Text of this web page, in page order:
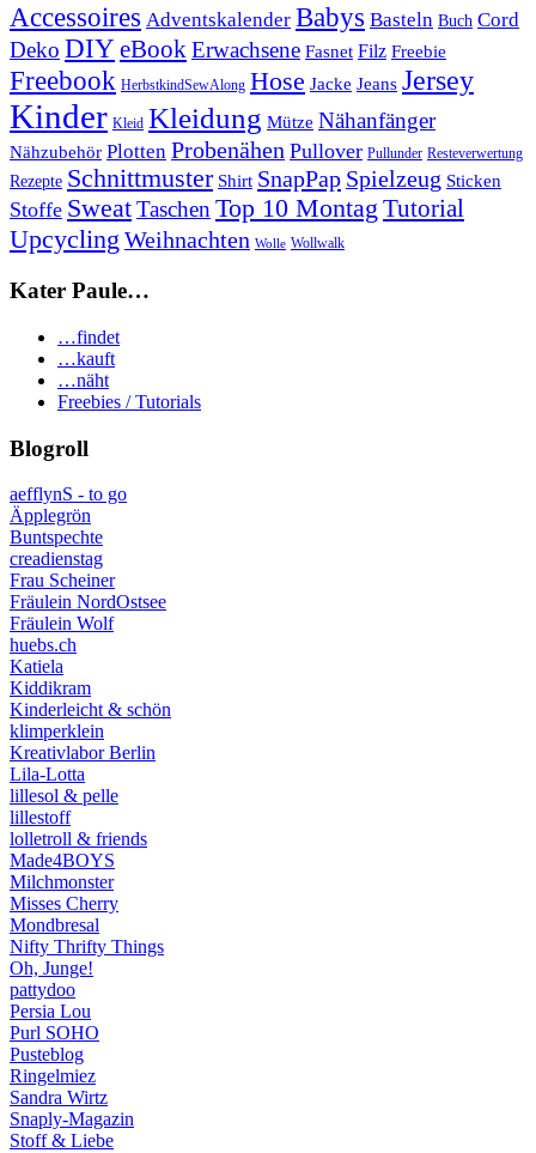
Accessoires Adventskalender Babys Basteln Buch Cord
Deko DIY eBookErwachsene Fasnet Filz Freebie
Freebook HerbstkindSewAlong Hose Jacke Jeans Jersey
Kinder Kleid Kleidung Mütze Nähanfänger
Nähzubehör Plotten Probenähen Pullover Pullunder Resteverwertung
Rezepte Schnittmuster Shirt SnapPap Spielzeug Sticken
Stoffe SweatTaschenTop 10 Montag Tutorial
Upcycling Weihnachten Wolle Wollwalk
Kater Paule…
…findet
…kauft
…näht
Freebies / Tutorials
Blogroll
aefflynS - to go
Äpplegrön
Buntspechte
creadienstag
Frau Scheiner
Fräulein NordOstsee
Fräulein Wolf
huebs.ch
Katiela
Kiddikram
Kinderleicht & schön
klimperklein
Kreativlabor Berlin
Lila-Lotta
lillesol & pelle
lillestoff
lolletroll & friends
Made4BOYS
Milchmonster
Misses Cherry
Mondbresal
Nifty Thrifty Things
Oh, Junge!
pattydoo
Persia Lou
Purl SOHO
Pusteblog
Ringelmiez
Sandra Wirtz
Snaply-Magazin
Stoff & Liebe